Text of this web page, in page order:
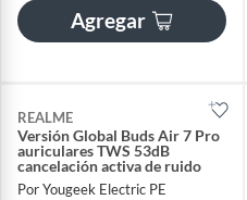
Agregar
REALME
Versión Global Buds Air 7 Pro
auriculares TWS 53dB
cancelación activa de ruido
Por Yougeek Electric PE